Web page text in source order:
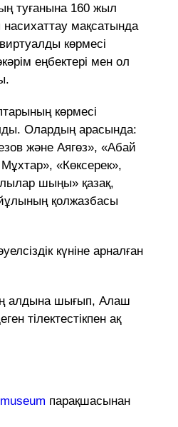
туғанына 160 жыл
мақсатында
көрмесі
еңбектері мен ол
көрмесі
Олардың арасында:
және Аягөз», «Абай
«Көксерек»,
шыңы» қазақ,
қолжазбасы
күніне арналған
алдына шығып, Алаш
тілектестікпен ақ
парақшасынан